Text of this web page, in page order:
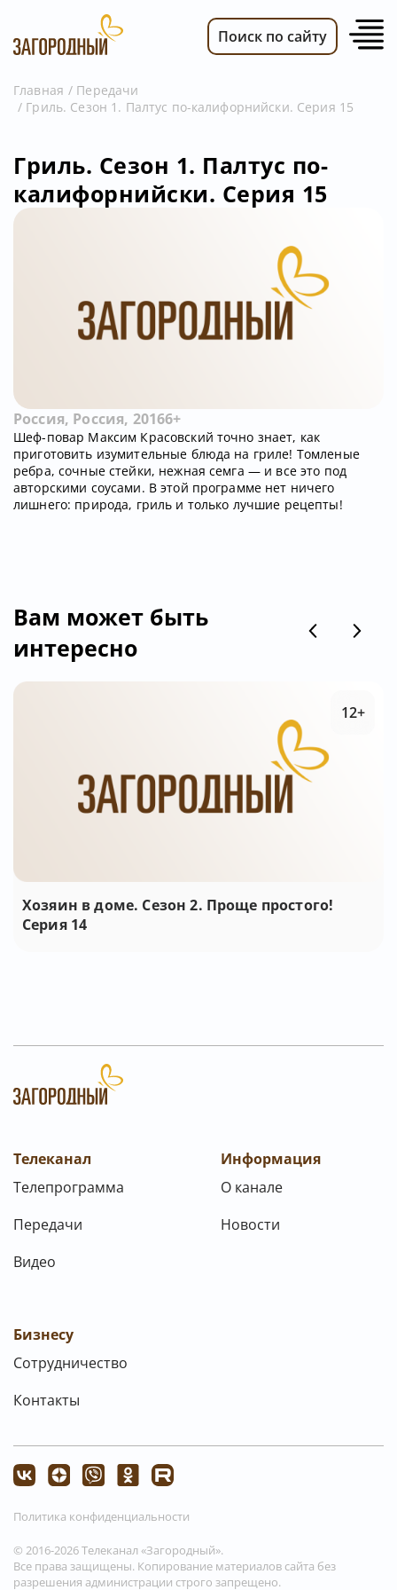
ВИДЕО
ПЕРЕДАЧИ
ТЕЛЕПРОГРАММА
РЕКЛАМОДАТЕЛЯМ
Поиск по сайту
Главная
Передачи
Гриль. Сезон 1. Палтус по-калифорнийски. Серия 15
Гриль. Сезон 1. Палтус по-
калифорнийски. Серия 15
Россия, Россия, 20166+
Шеф-повар Максим Красовский точно знает, как
приготовить изумительные блюда на гриле! Томленые
ребра, сочные стейки, нежная семга — и все это под
авторскими соусами. В этой программе нет ничего
лишнего: природа, гриль и только лучшие рецепты!
Вам может быть
интересно
Хозяин в доме. Сезон 2. Проще простого!
Серия 14
12+
Телеканал
Телепрограмма
Передачи
Видео
Информация
О канале
Новости
Бизнесу
Сотрудничество
Контакты
© 2016-2026 Телеканал «Загородный».
Все права защищены. Копирование материалов сайта без
разрешения администрации строго запрещено.
Политика конфиденциальности